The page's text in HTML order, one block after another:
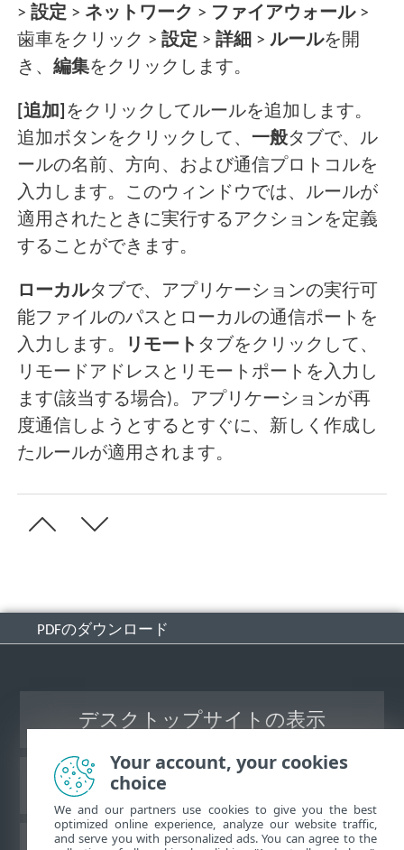
>設定 > ネットワーク > ファイアウォール>
歯車をクリック >設定 >詳細 >ルールを開
き、編集をクリックします。
[追加] をクリックしてルールを追加します。
追加ボタンをクリックして、 一般タブで、ル
ールの名前、方向、および通信プロトコルを
入力します。このウィンドウでは、ルールが
適用されたときに実行するアクションを定義
することができます。
ローカルタブで、アプリケーションの実行可
能ファイルのパスとローカルの通信ポートを
入力します。
リモート タブをクリックして、
リモードアドレスとリモートポートを入力し
ます(該当する場合)。アプリケーションが再
度通信しようとするとすぐに、新しく作成し
たルールが適用されます。
PDFのダウンロード
デスクトップサイトの表示
ESETナレッジベース
Your account, your cookies
choice
We and our partners use cookies to give you the best
optimized online experience, analyze our website traffic,
and serve you with personalized ads. You can agree to the